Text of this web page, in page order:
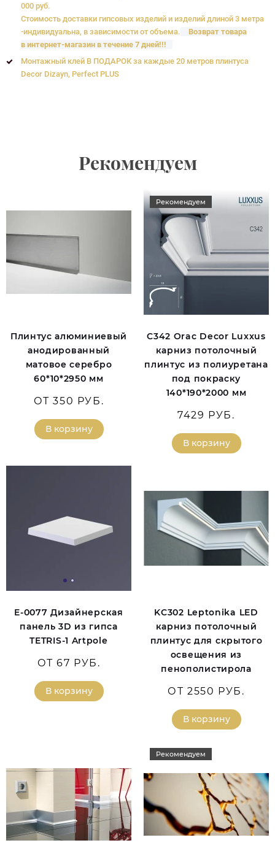
000 руб.
Стоимость доставки гипсовых изделий и изделий длиной 3 метра
-индивидуальна, в зависимости от объема.
Возврат товара
в интернет-магазин в течение 7 дней!!!
Монтажный клей В ПОДАРОК за каждые 20 метров плинтуса
Decor Dizayn, Perfect PLUS
Рекомендуем
Плинтус алюминиевый
анодированный
матовое серебро
60*10*2950 мм
ОТ 350 РУБ.
В корзину
Рекомендуем
C342 Orac Decor Luxxus
карниз потолочный
плинтус из полиуретана
под покраску
140*190*2000 мм
7429 РУБ.
В корзину
E-0077 Дизайнерская
панель 3D из гипса
TETRIS-1 Artpole
ОТ 67 РУБ.
В корзину
KC302 Leptonika LED
карниз потолочный
плинтус для скрытого
освещения из
пенополистирола
ОТ 2550 РУБ.
В корзину
Рекомендуем